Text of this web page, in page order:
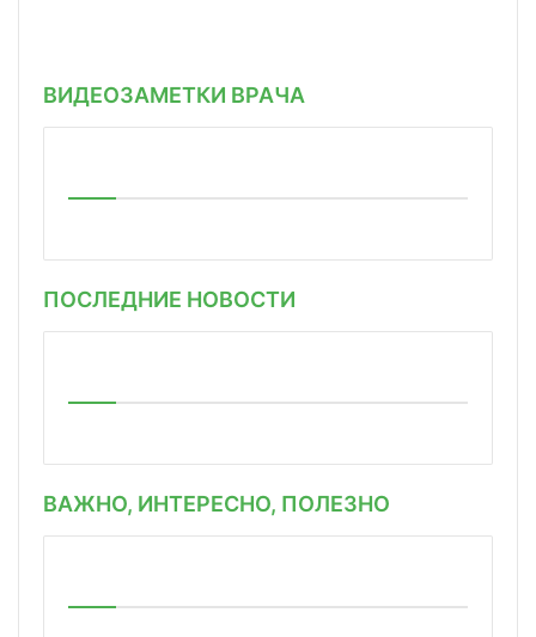
ВИДЕОЗАМЕТКИ ВРАЧА
ПОСЛЕДНИЕ НОВОСТИ
ВАЖНО, ИНТЕРЕСНО, ПОЛЕЗНО